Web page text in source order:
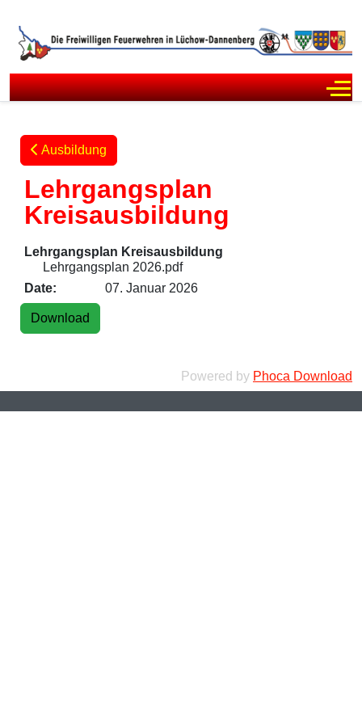
Ausbildung
Lehrgangsplan
Kreisausbildung
Lehrgangsplan Kreisausbildung
Lehrgangsplan 2026.pdf
Date:
07. Januar 2026
Powered by Phoca Download